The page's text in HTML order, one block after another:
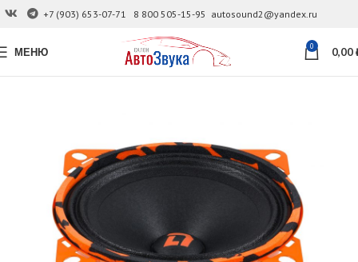
+7 (903) 653-07-71 8 800 505-15-95 autosound2@yandex.ru
МЕНЮ 0 0,00